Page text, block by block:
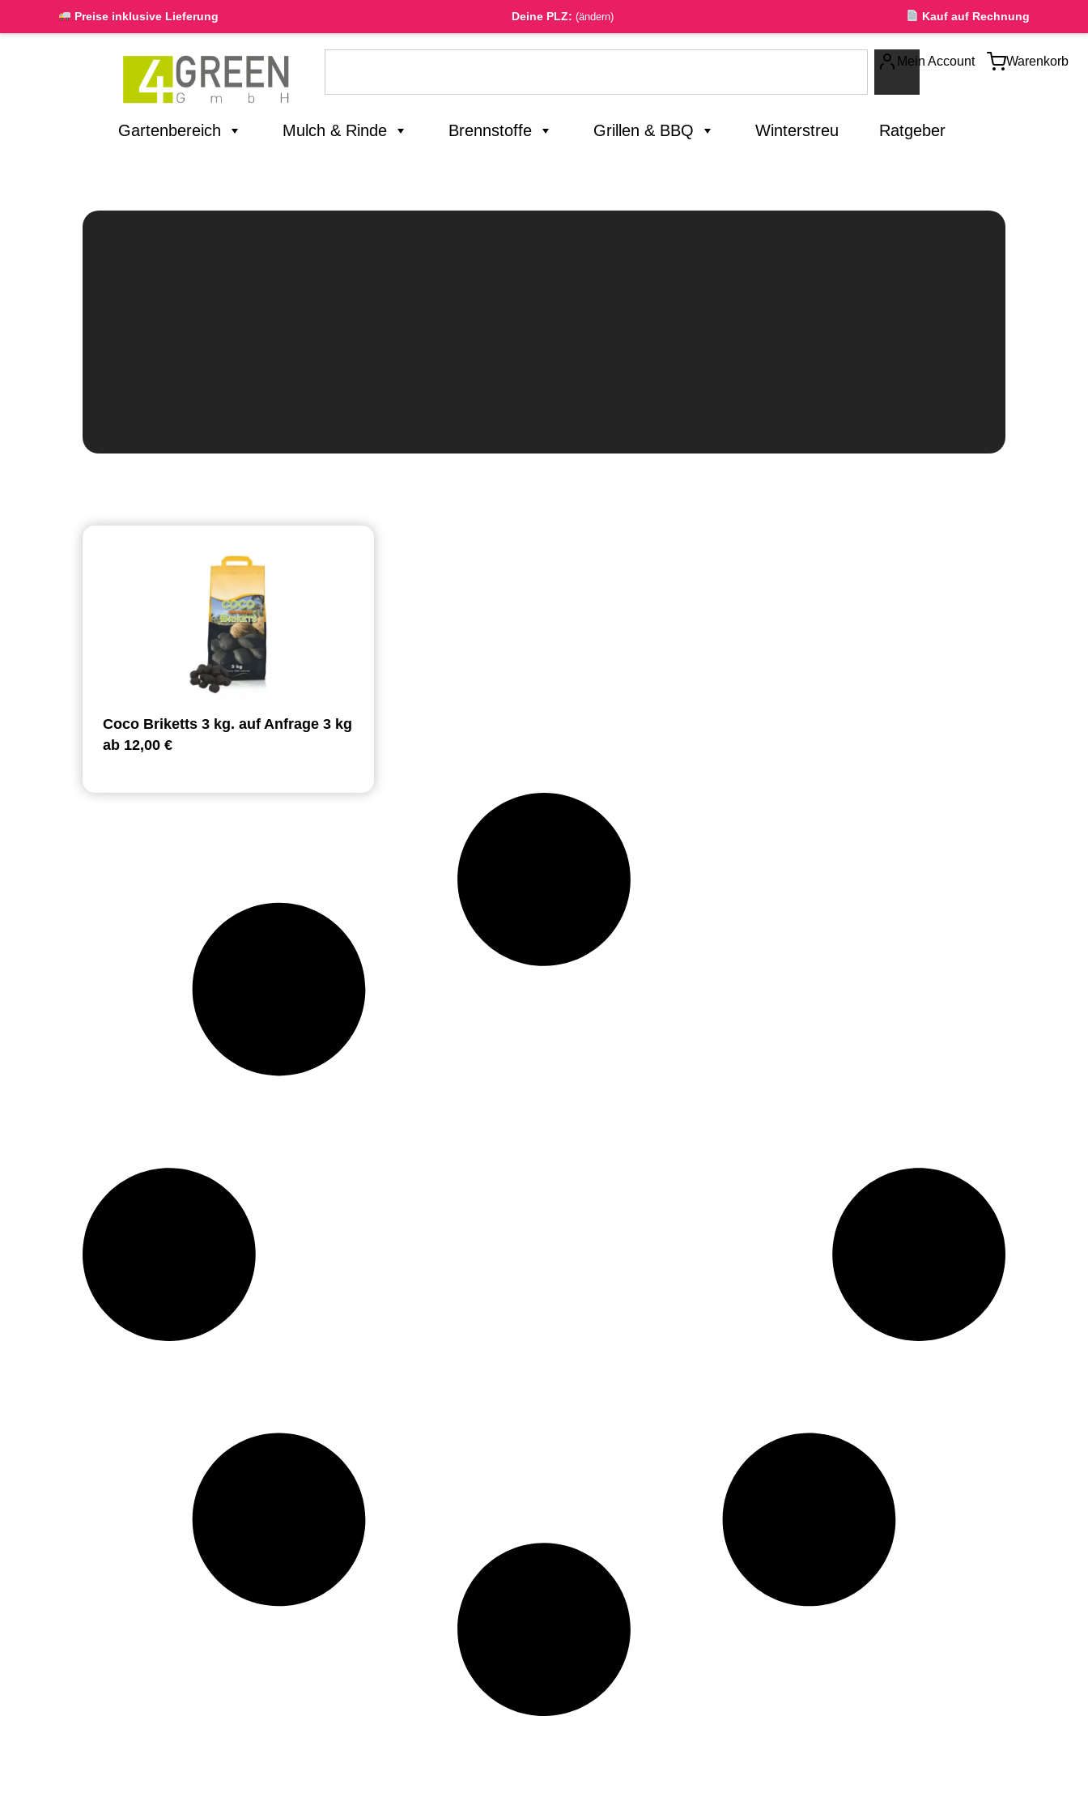
Preise inklusive Lieferung Deine PLZ: (ändern) Kauf auf Rechnung
Gartenbereich Mulch & Rinde Brennstoffe Grillen & BBQ Winterstreu Ratgeber
Mein Account Warenkorb
Coco Briketts 3 kg. auf Anfrage 3 kg
ab 12,00 €